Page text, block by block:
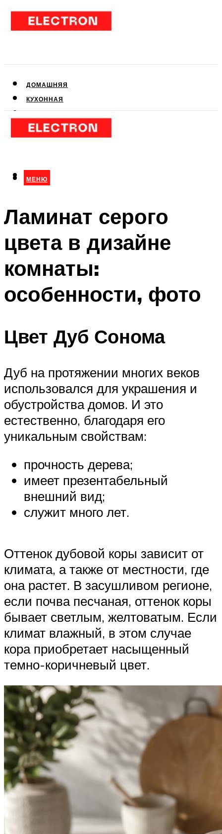
ДОМАШНЯЯ
КУХОННАЯ
КЛИМАТИЧЕСКАЯ
МЕНЮ
МЕНЮ
Ламинат серого
цвета в дизайне
комнаты:
особенности, фото
Цвет Дуб Сонома
Дуб на протяжении многих веков
использовался для украшения и
обустройства домов. И это
естественно, благодаря его
уникальным свойствам:
прочность дерева;
имеет презентабельный
внешний вид;
служит много лет.
Оттенок дубовой коры зависит от
климата, а также от местности, где
она растет. В засушливом регионе,
если почва песчаная, оттенок коры
бывает светлым, желтоватым. Если
климат влажный, в этом случае
кора приобретает насыщенный
темно-коричневый цвет.